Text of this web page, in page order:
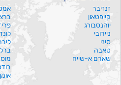
זנזיבר
קייפטאון
יוהנסבורג
ניירובי
סיני
טאבה
שארם א-שייח
אומן